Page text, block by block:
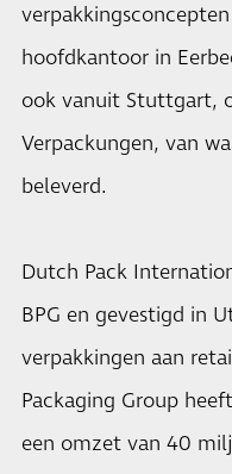
hoofdkantoor in
ook vanuit Stuttgart,
Verpackungen, van
beleverd.
Dutch Pack
BPG en gevestigd in
verpakkingen aan
Packaging Group
een omzet van 40